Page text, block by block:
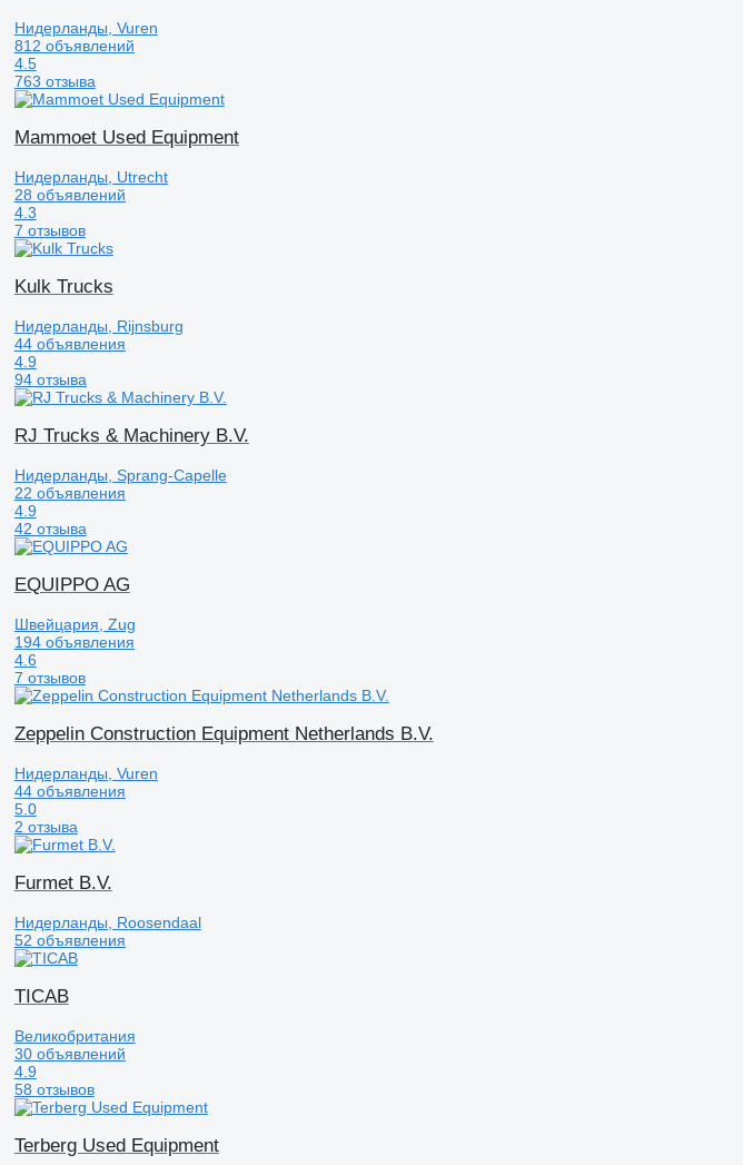
Нидерланды, Vuren
812 объявлений
4.5
763 отзыва
Mammoet Used Equipment
Нидерланды, Utrecht
28 объявлений
4.3
7 отзывов
Kulk Trucks
Нидерланды, Rijnsburg
44 объявления
4.9
94 отзыва
RJ Trucks & Machinery B.V.
Нидерланды, Sprang-Capelle
22 объявления
4.9
42 отзыва
EQUIPPO AG
Швейцария, Zug
194 объявления
4.6
7 отзывов
Zeppelin Construction Equipment Netherlands B.V.
Нидерланды, Vuren
44 объявления
5.0
2 отзыва
Furmet B.V.
Нидерланды, Roosendaal
52 объявления
TICAB
Великобритания
30 объявлений
4.9
58 отзывов
Terberg Used Equipment